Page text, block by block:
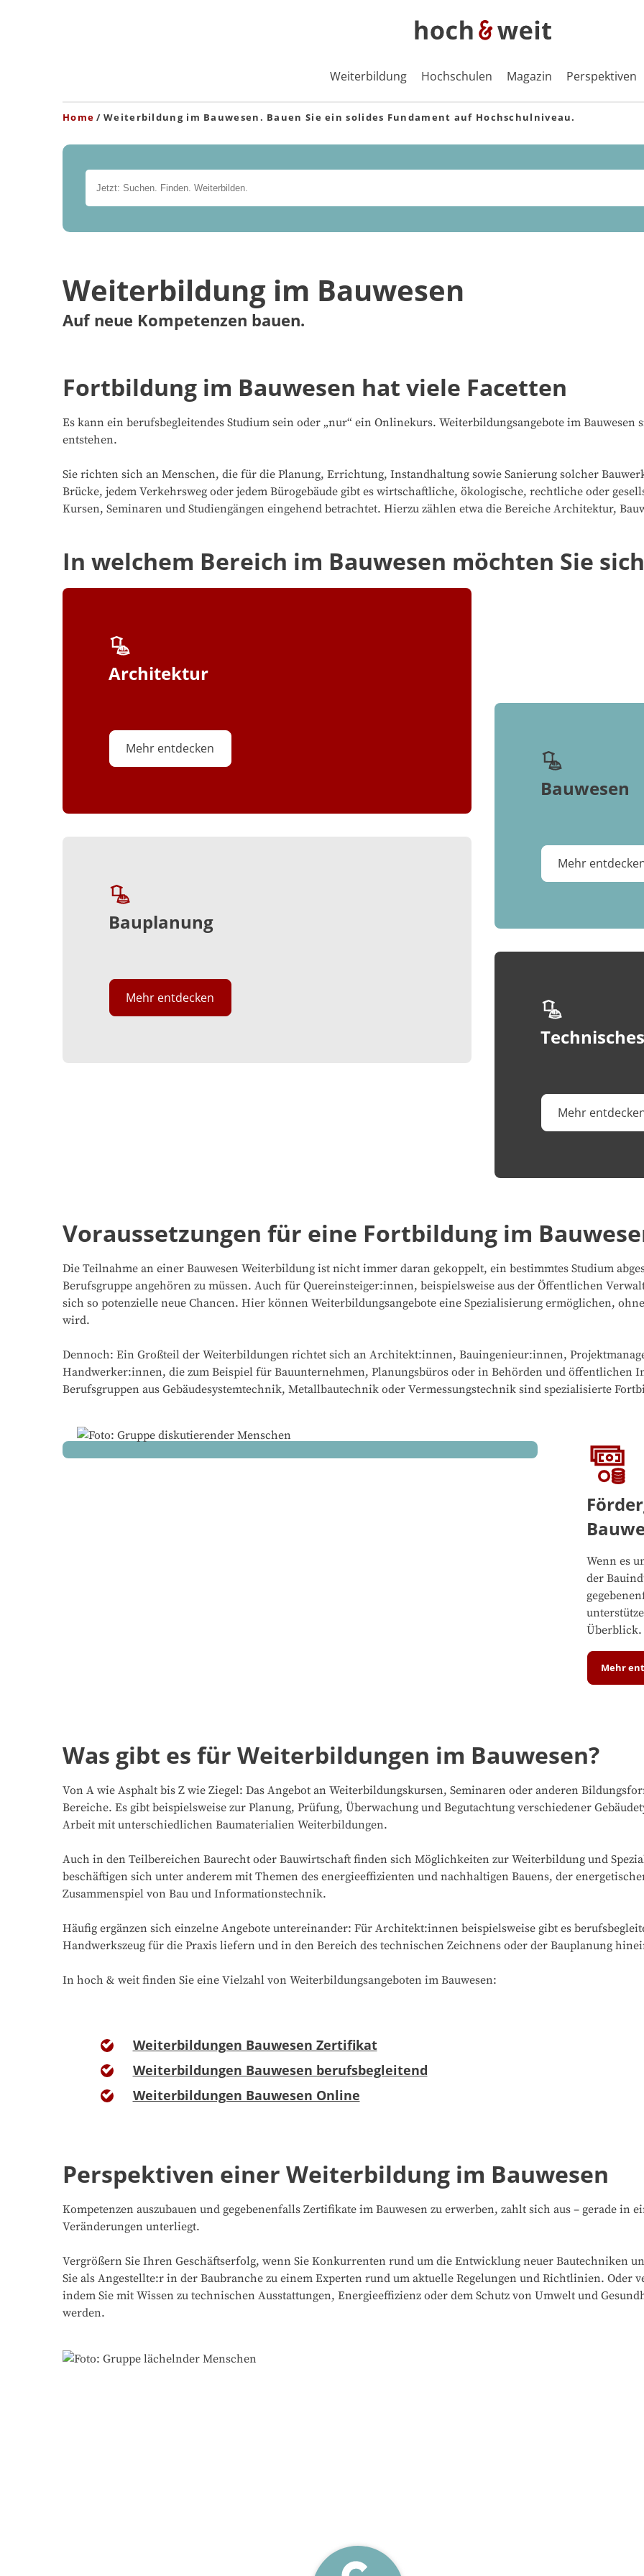
Weiterbildung Hochschulen Magazin Perspektiven
Home Weiterbildung im Bauwesen. Bauen Sie ein solides Fundament auf Hochschulniveau.
Weiterbildung im Bauwesen
Auf neue Kompetenzen bauen.
Fortbildung im Bauwesen ­hat viele Facetten
Es kann ein berufsbegleitendes Studium sein oder „nur“ ein Onlinekurs. Weiterbildungsangebote im Bauwesen
entstehen.
Sie richten sich an Menschen, die für die Planung, Errichtung, Instandhaltung sowie Sanierung solcher
Brücke, jedem Verkehrsweg oder jedem Bürogebäude gibt es wirtschaftliche, ökologische, rechtliche oder
Kursen, Seminaren und Studiengängen eingehend betrachtet. Hierzu zählen etwa die Bereiche Architektur,
In welchem Bereich im Bauwesen möchten Sie
Architektur
Mehr entdecken
Bauwesen
Mehr
Bauplanung
Mehr entdecken
Mehr
Voraussetzungen für eine Fortbildung im
Die Teilnahme an einer Bauwesen Weiterbildung ist nicht immer daran gekoppelt, ein bestimmtes Studium
Berufsgruppe angehören zu müssen. Auch für Quereinsteiger:innen, beispielsweise aus der Öffentlichen
sich so potenzielle neue Chancen. Hier können Weiterbildungsangebote eine Spezialisierung ermöglichen,
wird.
Dennoch: Ein Großteil der Weiterbildungen richtet sich an Architekt:innen, Bauingenieur:innen,
Handwerker:innen, die zum Beispiel für Bauunternehmen, Planungsbüros oder in Behörden und öffentlichen
Berufsgruppen aus Gebäudesystemtechnik, Metallbautechnik oder Vermessungstechnik sind spezialisierte
Wenn es
der
Überblick.
Mehr
Was gibt es für Weiterbildungen im Bauwesen?
Von A wie Asphalt bis Z wie Ziegel: Das Angebot an Weiterbildungskursen, Seminaren oder anderen
Bereiche. Es gibt beispielsweise zur Planung, Prüfung, Überwachung und Begutachtung verschiedener
Arbeit mit unterschiedlichen Baumaterialien Weiterbildungen.
Auch in den Teilbereichen Baurecht oder Bauwirtschaft finden sich Möglichkeiten zur Weiterbildung und
beschäftigen sich unter anderem mit Themen des energieeffizienten und nachhaltigen Bauens, der
Zusammenspiel von Bau und Informationstechnik.
Häufig ergänzen sich einzelne Angebote untereinander: Für Architekt:innen beispielsweise gibt es
Handwerkszeug für die Praxis liefern und in den Bereich des technischen Zeichnens oder der Bauplanung
In hoch & weit finden Sie eine Vielzahl von Weiterbildungsangeboten im Bauwesen:
Weiterbildungen Bauwesen Zertifikat
Weiterbildungen Bauwesen berufsbegleitend
Weiterbildungen Bauwesen Online
Perspektiven einer Weiterbildung im Bauwesen
Kompetenzen auszubauen und gegebenenfalls Zertifikate im Bauwesen zu erwerben, zahlt sich aus – gerade in
Veränderungen unterliegt.
Vergrößern Sie Ihren Geschäftserfolg, wenn Sie Konkurrenten rund um die Entwicklung neuer Bautechniken
Sie als Angestellte:r in der Baubranche zu einem Experten rund um aktuelle Regelungen und Richtlinien. Oder
indem Sie mit Wissen zu technischen Ausstattungen, Energieeffizienz oder dem Schutz von Umwelt und
werden.